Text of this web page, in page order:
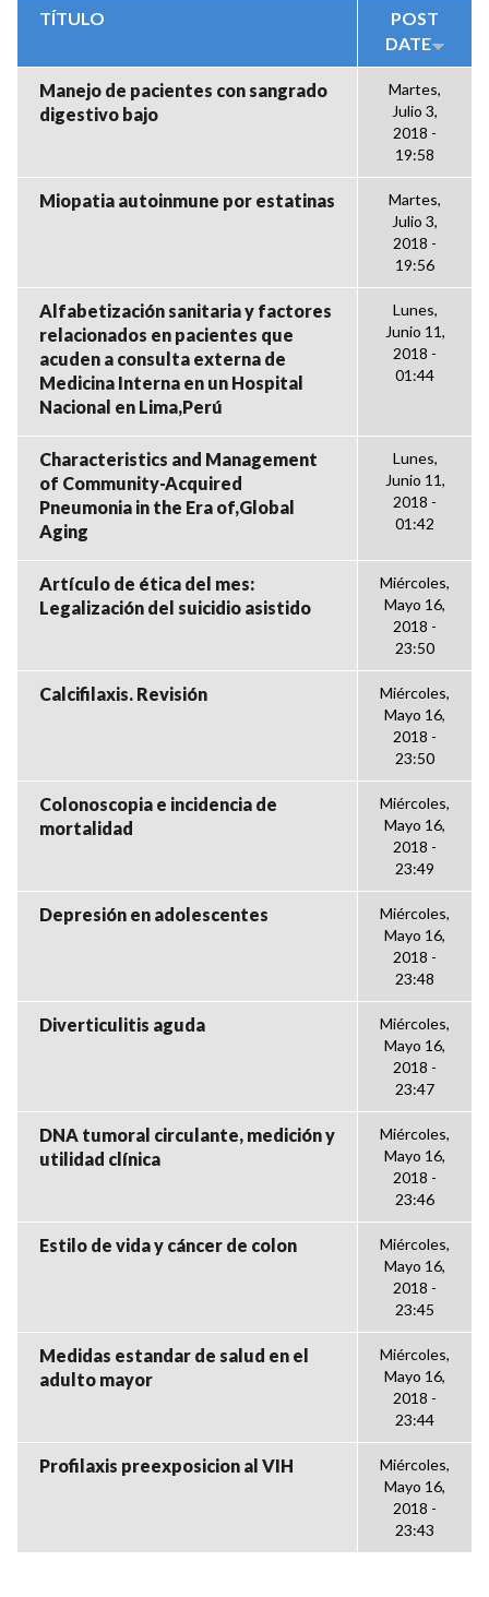
TÍTULO
POST
DATE
Manejo de pacientes con sangrado
digestivo bajo
Martes,
Julio 3,
2018 -
19:58
Miopatia autoinmune por estatinas
Martes,
Julio 3,
2018 -
19:56
Alfabetización sanitaria y factores
relacionados en pacientes que
acuden a consulta externa de
Medicina Interna en un Hospital
Nacional en Lima,Perú
Lunes,
Junio 11,
2018 -
01:44
Characteristics and Management
of Community-Acquired
Pneumonia in the Era of,Global
Aging
Lunes,
Junio 11,
2018 -
01:42
Artículo de ética del mes:
Legalización del suicidio asistido
Miércoles,
Mayo 16,
2018 -
23:50
Calcifilaxis. Revisión
Miércoles,
Mayo 16,
2018 -
23:50
Colonoscopia e incidencia de
mortalidad
Miércoles,
Mayo 16,
2018 -
23:49
Depresión en adolescentes
Miércoles,
Mayo 16,
2018 -
23:48
Diverticulitis aguda
Miércoles,
Mayo 16,
2018 -
23:47
DNA tumoral circulante, medición y
utilidad clínica
Miércoles,
Mayo 16,
2018 -
23:46
Estilo de vida y cáncer de colon
Miércoles,
Mayo 16,
2018 -
23:45
Medidas estandar de salud en el
adulto mayor
Miércoles,
Mayo 16,
2018 -
23:44
Profilaxis preexposicion al VIH
Miércoles,
Mayo 16,
2018 -
23:43